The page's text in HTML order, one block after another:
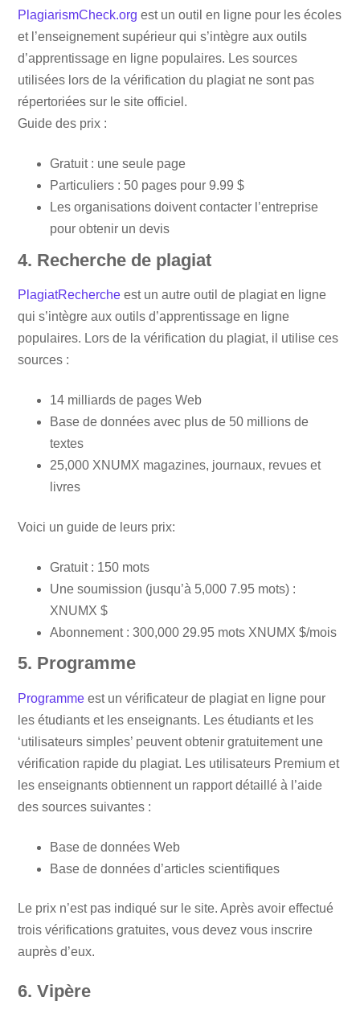
PlagiarismCheck.org est un outil en ligne pour les écoles
et l’enseignement supérieur qui s’intègre aux outils
d’apprentissage en ligne populaires. Les sources
utilisées lors de la vérification du plagiat ne sont pas
répertoriées sur le site officiel.
Guide des prix :
Gratuit : une seule page
Particuliers : 50 pages pour 9.99 $
Les organisations doivent contacter l’entreprise
pour obtenir un devis
4. Recherche de plagiat
PlagiatRecherche est un autre outil de plagiat en ligne
qui s’intègre aux outils d’apprentissage en ligne
populaires. Lors de la vérification du plagiat, il utilise ces
sources :
14 milliards de pages Web
Base de données avec plus de 50 millions de
textes
25,000 XNUMX magazines, journaux, revues et
livres
Voici un guide de leurs prix:
Gratuit : 150 mots
Une soumission (jusqu’à 5,000 7.95 mots) :
XNUMX $
Abonnement : 300,000 29.95 mots XNUMX $/mois
5. Programme
Programme est un vérificateur de plagiat en ligne pour
les étudiants et les enseignants. Les étudiants et les
‘utilisateurs simples’ peuvent obtenir gratuitement une
vérification rapide du plagiat. Les utilisateurs Premium et
les enseignants obtiennent un rapport détaillé à l’aide
des sources suivantes :
Base de données Web
Base de données d’articles scientifiques
Le prix n’est pas indiqué sur le site. Après avoir effectué
trois vérifications gratuites, vous devez vous inscrire
auprès d’eux.
6. Vipère